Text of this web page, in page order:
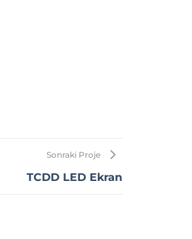
Sonraki Proje
TCDD LED Ekran